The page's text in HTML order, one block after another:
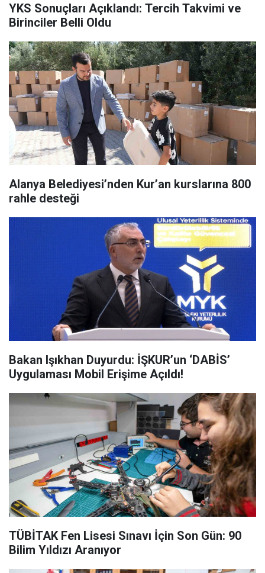
YKS Sonuçları Açıklandı: Tercih Takvimi ve
Birinciler Belli Oldu
Alanya Belediyesi’nden Kur’an kurslarına 800
rahle desteği
Bakan Işıkhan Duyurdu: İŞKUR’un ‘DABİS’
Uygulaması Mobil Erişime Açıldı!
TÜBİTAK Fen Lisesi Sınavı İçin Son Gün: 90
Bilim Yıldızı Aranıyor